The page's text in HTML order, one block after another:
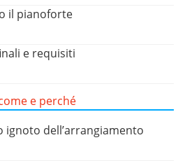
il pianoforte
e requisiti
e perché
ignoto dell’arrangiamento